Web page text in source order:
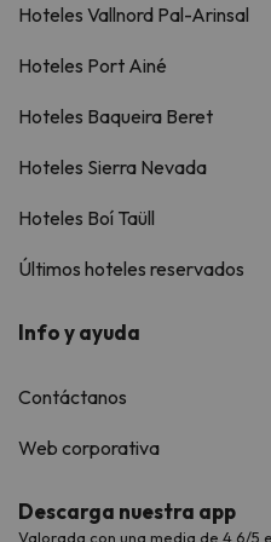
Hoteles Vallnord Pal-Arinsal
Hoteles Port Ainé
Hoteles Baqueira Beret
Hoteles Sierra Nevada
Hoteles Boí Taüll
Últimos hoteles reservados
Info y ayuda
Contáctanos
Web corporativa
Descarga nuestra app
Valorada con una media de 4,6/5